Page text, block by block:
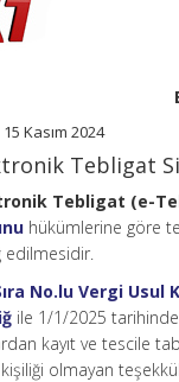
Kasım 2024
Tebligat
Tebligat (e-
hükümlerine göre
edilmesidir.
No.lu Vergi Usul
ile 1/1/2025
kayıt ve tescile
olmayan